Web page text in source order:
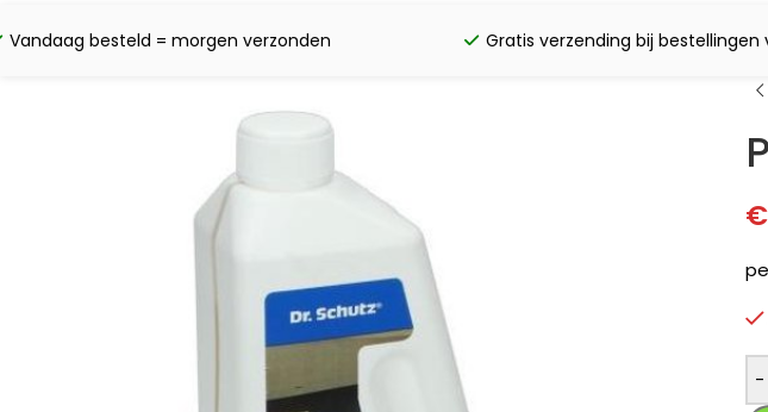
Vandaag besteld = morgen verzonden Gratis verzending bij
€
-